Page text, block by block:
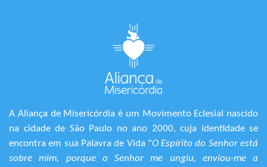
A Aliança de Misericórdia é um Movimento Eclesial nascido
na cidade de São Paulo no ano 2000, cuja identidade se
encontra em sua Palavra de Vida "O Espírito do Senhor está
sobre mim, porque o Senhor me ungiu, enviou-me a